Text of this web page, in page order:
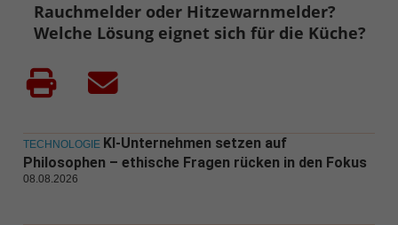
Rauchmelder oder Hitzewarnmelder?
Welche Lösung eignet sich für die Küche?
TECHNOLOGIE KI-Unternehmen setzen auf
Philosophen – ethische Fragen rücken in den Fokus
08.08.2026